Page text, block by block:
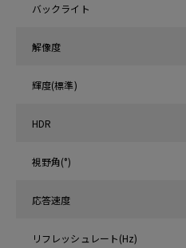
バックライト
解像度‎
輝度(標準)
HDR
視野角(°)
応答速度‎
リフレッシュレート(Hz)